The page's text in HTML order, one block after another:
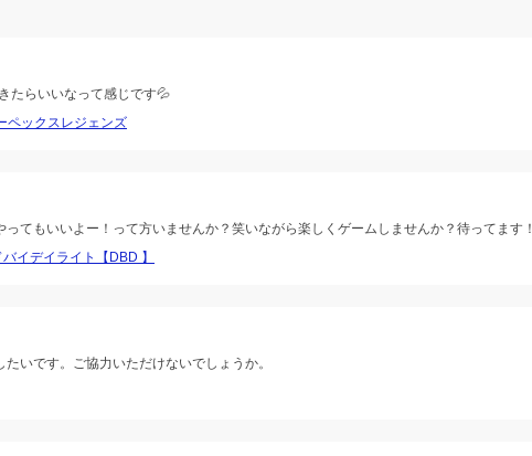
たらいいなって感じです💦
ペックスレジェンズ
てもいいよー！って方いませんか？笑いながら楽しくゲームしませんか？待ってます！
イデイライト【DBD 】
たいです。ご協力いただけないでしょうか。